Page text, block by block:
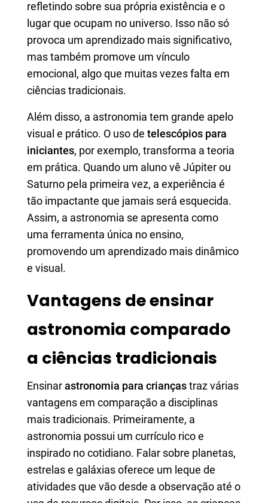
refletindo sobre sua própria existência e o
lugar que ocupam no universo. Isso não só
provoca um aprendizado mais significativo,
mas também promove um vínculo
emocional, algo que muitas vezes falta em
ciências tradicionais.
Além disso, a astronomia tem grande apelo
visual e prático. O uso de telescópios para
iniciantes, por exemplo, transforma a teoria
em prática. Quando um aluno vê Júpiter ou
Saturno pela primeira vez, a experiência é
tão impactante que jamais será esquecida.
Assim, a astronomia se apresenta como
uma ferramenta única no ensino,
promovendo um aprendizado mais dinâmico
e visual.
Vantagens de ensinar
astronomia comparado
a ciências tradicionais
Ensinarastronomia para criançastraz várias
vantagens em comparação a disciplinas
mais tradicionais. Primeiramente, a
astronomia possui um currículo rico e
inspirado no cotidiano. Falar sobre planetas,
estrelas e galáxias oferece um leque de
atividades que vão desde a observação até o